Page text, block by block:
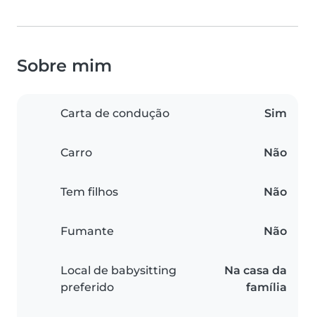
Sobre mim
Carta de condução Sim
Carro Não
Tem filhos Não
Fumante Não
Local de babysitting
preferido
Na casa da
família